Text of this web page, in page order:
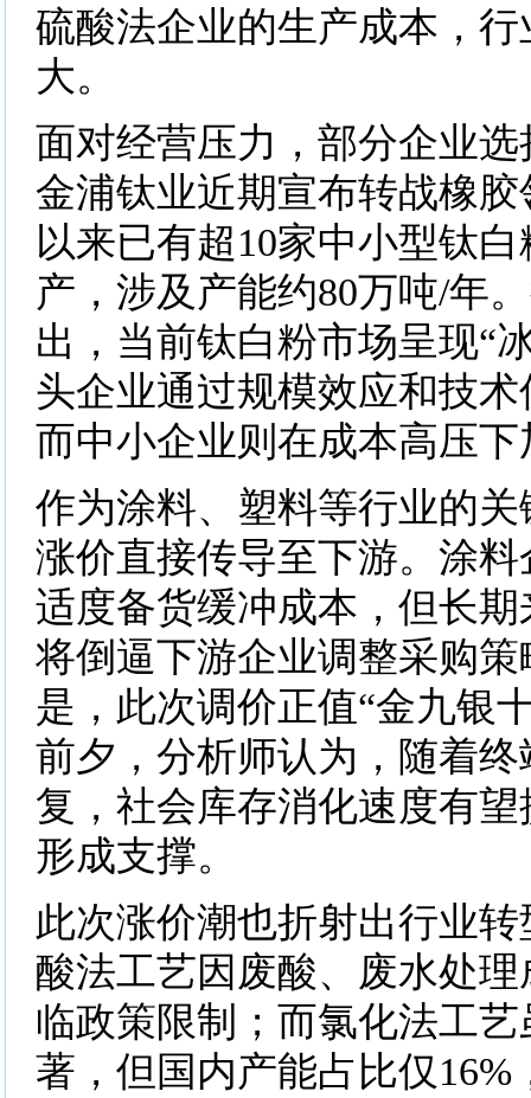
硫酸法企业的生产成本，
大。
面对经营压力，部分企业
金浦钛业近期宣布转战橡胶
以来已有超10家中小型钛
产，涉及产能约80万吨/年
出，当前钛白粉市场呈现“
头企业通过规模效应和技
而中小企业则在成本高压
作为涂料、塑料等行业的
涨价直接传导至下游。涂
适度备货缓冲成本，但长
将倒逼下游企业调整采购
是，此次调价正值“金九银
前夕，分析师认为，随着
复，社会库存消化速度有
形成支撑。
此次涨价潮也折射出行业
酸法工艺因废酸、废水处
临政策限制；而氯化法工
著，但国内产能占比仅16%